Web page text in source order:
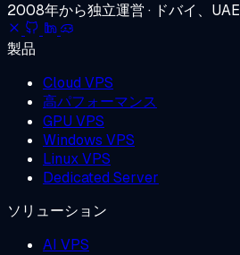
2008年から独立運営 · ドバイ、UAE
製品
Cloud VPS
高パフォーマンス
GPU VPS
Windows VPS
Linux VPS
Dedicated Server
ソリューション
AI VPS